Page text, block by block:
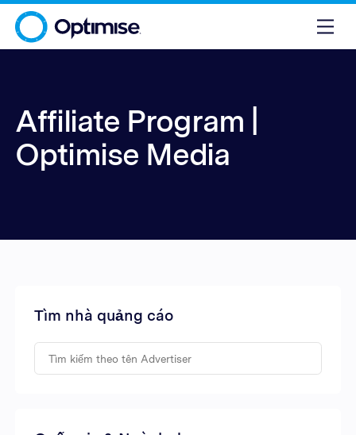
Affiliate Program |
Optimise Media
Tìm nhà quảng cáo